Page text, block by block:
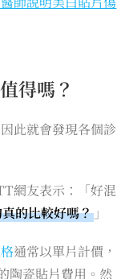
得嗎？
此就會發現各個診
網友表示：「好混
的比較好嗎？ 」
通常以單片計價，
陶瓷貼片費用。然